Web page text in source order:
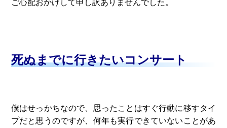
ご心配おかけして申し訳ありませんでした。
死ぬまでに行きたいコンサート
僕はせっかちなので、思ったことはすぐ行動に移すタイ
プだと思うのですが、何年も実行できていないことがあ